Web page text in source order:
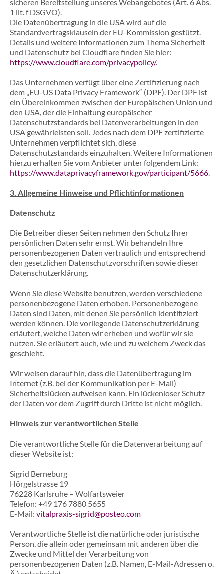
1 lit. f DSGVO).
Die Datenübertragung in die USA wird auf die
Standardvertragsklauseln der EU-Kommission gestützt.
Details und weitere Informationen zum Thema Sicherheit
und Datenschutz bei Cloudflare finden Sie hier:
https://www.cloudflare.com/privacypolicy/.
Das Unternehmen verfügt über eine Zertifizierung nach
dem „EU-US Data Privacy Framework“ (DPF). Der DPF ist
ein Übereinkommen zwischen der Europäischen Union und
den USA, der die Einhaltung europäischer
Datenschutzstandards bei Datenverarbeitungen in den
USA gewährleisten soll. Jedes nach dem DPF zertifizierte
Unternehmen verpflichtet sich, diese
Datenschutzstandards einzuhalten. Weitere Informationen
hierzu erhalten Sie vom Anbieter unter folgendem Link:
https://www.dataprivacyframework.gov/participant/5666
3. Allgemeine Hinweise und Pflicht­informationen
Datenschutz
Die Betreiber dieser Seiten nehmen den Schutz Ihrer
persönlichen Daten sehr ernst. Wir behandeln Ihre
personenbezogenen Daten vertraulich und entsprechend
den gesetzlichen Datenschutzvorschriften sowie dieser
Datenschutzerklärung.
Wenn Sie diese Website benutzen, werden verschiedene
personenbezogene Daten erhoben. Personenbezogene
Daten sind Daten, mit denen Sie persönlich identifiziert
werden können. Die vorliegende Datenschutzerklärung
erläutert, welche Daten wir erheben und wofür wir sie
nutzen. Sie erläutert auch, wie und zu welchem Zweck das
geschieht.
Wir weisen darauf hin, dass die Datenübertragung im
Internet (z.B. bei der Kommunikation per E-Mail)
Sicherheitslücken aufweisen kann. Ein lückenloser Schutz
der Daten vor dem Zugriff durch Dritte ist nicht möglich.
Hinweis zur verantwortlichen Stelle
Die verantwortliche Stelle für die Datenverarbeitung auf
dieser Website ist:
Sigrid Berneburg
Hörgelstrasse 19
76228 Karlsruhe – Wolfartsweier
Telefon: +49 176 7880 5655
E-Mail: vitalpraxis-sigrid@posteo.com
Verantwortliche Stelle ist die natürliche oder juristische
Person, die allein oder gemeinsam mit anderen über die
Zwecke und Mittel der Verarbeitung von
personenbezogenen Daten (z.B. Namen, E-Mail-Adressen o.